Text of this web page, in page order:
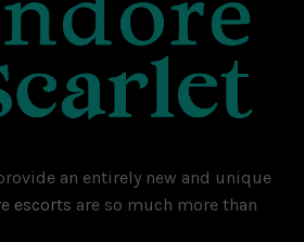
an entirely new and unique
escorts are so much more than